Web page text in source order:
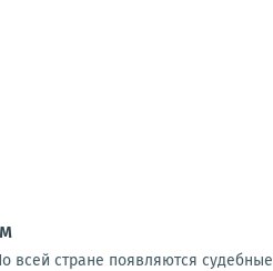
всей стране появляются